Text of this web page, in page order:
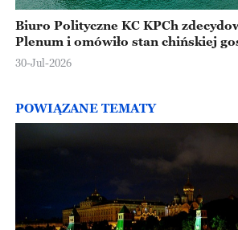
Biuro Polityczne KC KPCh
Plenum i omówiło stan chińskiej
30-Jul-2026
POWIĄZANE TEMATY